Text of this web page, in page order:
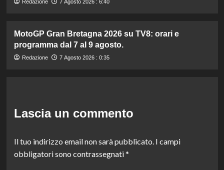
Redazione 7 Agosto 2026 : 6:40
MotoGP Gran Bretagna 2026 su TV8: orari e
programma dal 7 al 9 agosto.
Redazione 7 Agosto 2026 : 0:35
Lascia un commento
Il tuo indirizzo email non sarà pubblicato. I campi
obbligatori sono contrassegnati*